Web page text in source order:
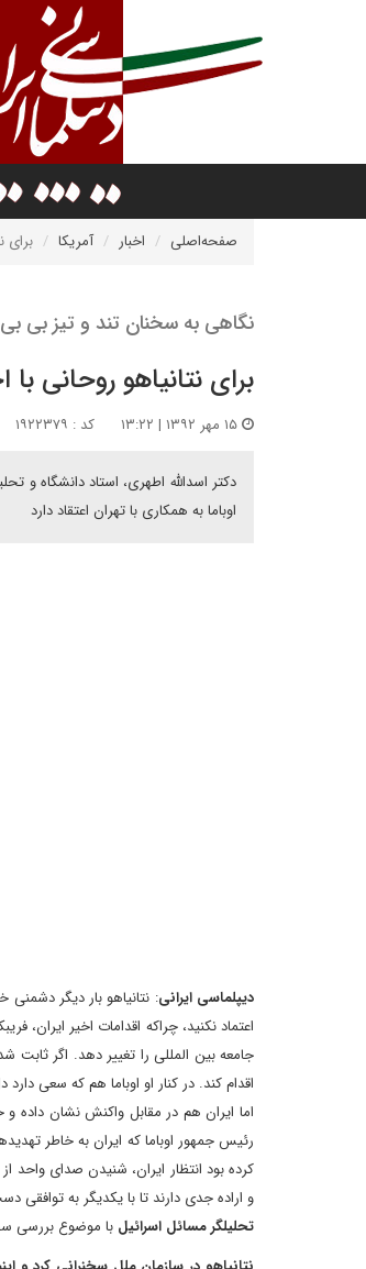
صفحه‌اصلی اخبار آمریکا برای
نگاهی به سخنان تند و تیز بی
برای نتانیاهو روحانی
کد : ۱۹۲۲۳۷۹
دکتر اسدالله اطهری، استاد دانشگاه و
اوباما به همکاری با تهران اعتقاد دارد
دیپلماسی ایرانی: نتانیاهو بار دیگر
اعتماد نکنید، چراکه اقدامات اخیر
جامعه بین المللی را تغییر دهد. اگر ثابت
اقدام کند. در کنار او اوباما هم که سعی
اما ایران هم در مقابل واکنش نشان داده
رئیس جمهور اوباما که ایران به خاطر
کرده بود انتظار ایران، شنیدن صدای
و اراده جدی دارند تا با یکدیگر به توافقی
تحلیلگر مسائل اسرائیل با موضوع بررسی